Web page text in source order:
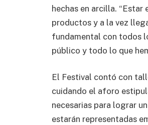
hechas en arcilla.
productos y a la vez
fundamental con todos
público y todo lo que
El Festival contó con
cuidando el aforo
necesarias para lograr
estarán representadas